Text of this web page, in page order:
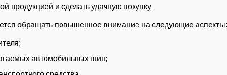
продукцией и сделать удачную покупку.
обращать повышенное внимание на следующие аспекты:
автомобильных шин;